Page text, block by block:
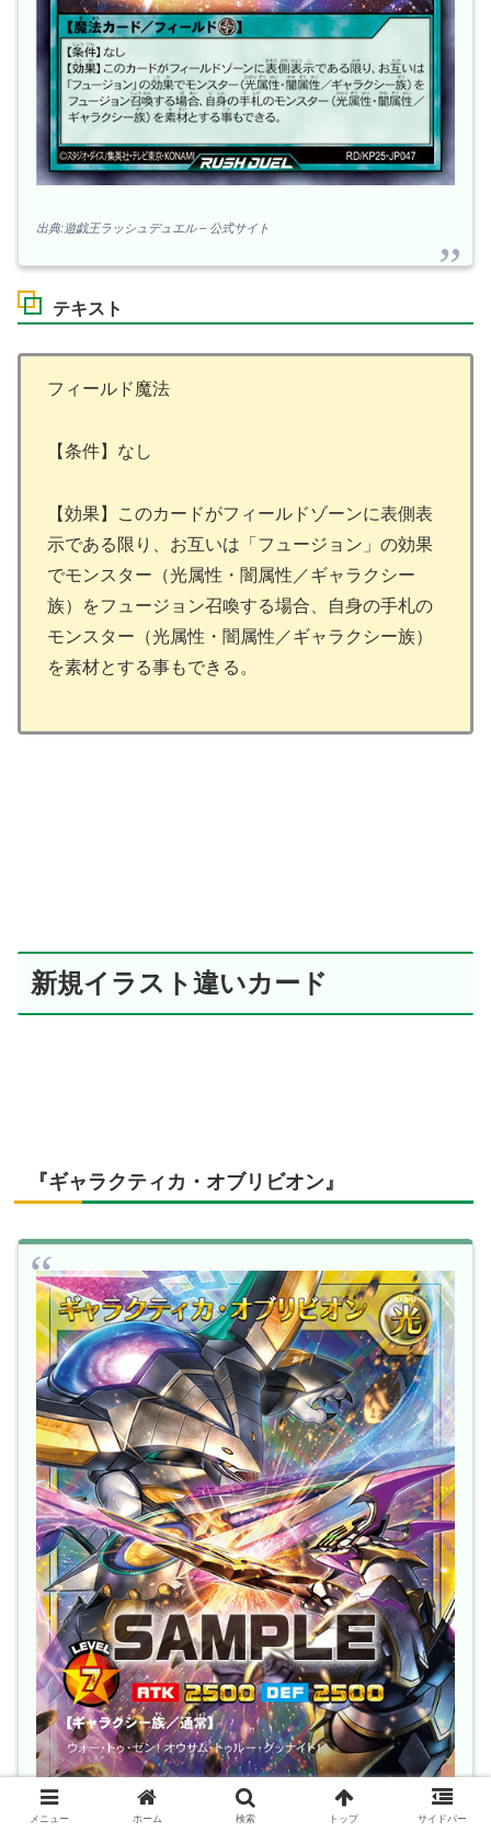
出典:遊戯王ラッシュデュエル – 公式サイト
テキスト
フィールド魔法
【条件】なし
【効果】このカードがフィールドゾーンに表側表
示である限り、お互いは「フュージョン」の効果
でモンスター（光属性・闇属性／ギャラクシー
族）をフュージョン召喚する場合、自身の手札の
モンスター（光属性・闇属性／ギャラクシー族）
を素材とする事もできる。
新規イラスト違いカード
『ギャラクティカ・オブリビオン』
メニュー ホーム 検索 トップ サイドバー